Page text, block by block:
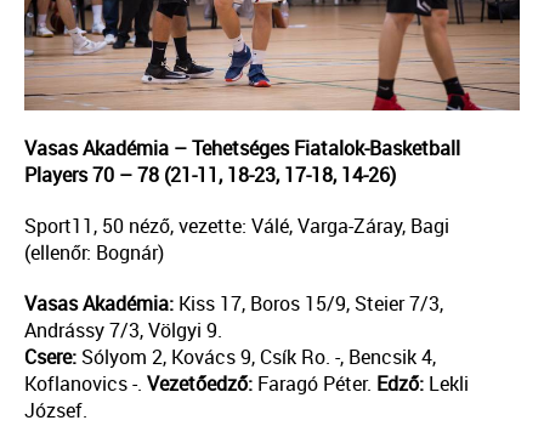
Vasas Akadémia – Tehetséges Fiatalok-Basketball
Players 70 – 78 (21-11, 18-23, 17-18, 14-26)
Sport11, 50 néző, vezette: Válé, Varga-Záray, Bagi
(ellenőr: Bognár)
Vasas Akadémia: Kiss 17, Boros 15/9, Steier 7/3,
Andrássy 7/3, Völgyi 9.
Csere: Sólyom 2, Kovács 9, Csík Ro. -, Bencsik 4,
Koflanovics -. Vezetőedző: Faragó Péter. Edző: Lekli
József.